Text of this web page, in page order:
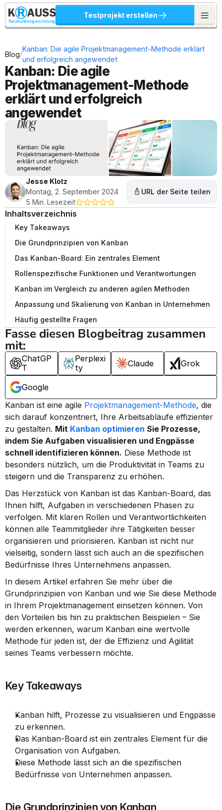
Neukundengewinnung
Testprojekt erstellen
Blog/
Kanban: Die agile Projektmanagement-Methode erklärt
und erfolgreich angewendet
Kanban: Die agile
Projektmanagement-Methode
erklärt und erfolgreich
angewendet
Jesse Klotz
Montag, 2. September 2024
5 Min. Lesezeit
URL der Seite teilen
Inhaltsverzeichnis
Key Takeaways
Die Grundprinzipien von Kanban
Das Kanban-Board: Ein zentrales Element
Rollenspezifische Funktionen und Verantwortungen
Kanban im Vergleich zu anderen agilen Methoden
Anpassung und Skalierung von Kanban in Unternehmen
Häufig gestellte Fragen
Fasse diesen Blogbeitrag zusammen
mit:
ChatGP
T
Perplexi
ty
Claude Grok
Google
Kanban ist eine agile Projektmanagement-Methode, die
sich darauf konzentriert, Ihre Arbeitsabläufe effizienter
zu gestalten. Mit Kanban optimieren Sie Prozesse,
indem Sie Aufgaben visualisieren und Engpässe
schnell identifizieren können. Diese Methode ist
besonders nützlich, um die Produktivität in Teams zu
steigern und die Transparenz zu erhöhen.
Das Herzstück von Kanban ist das Kanban-Board, das
Ihnen hilft, Aufgaben in verschiedenen Phasen zu
verfolgen. Mit klaren Rollen und Verantwortlichkeiten
können alle Teammitglieder ihre Tätigkeiten besser
organisieren und priorisieren. Kanban ist nicht nur
vielseitig, sondern lässt sich auch an die spezifischen
Bedürfnisse Ihres Unternehmens anpassen.
In diesem Artikel erfahren Sie mehr über die
Grundprinzipien von Kanban und wie Sie diese Methode
in Ihrem Projektmanagement einsetzen können. Von
den Vorteilen bis hin zu praktischen Beispielen – Sie
werden erkennen, warum Kanban eine wertvolle
Methode für jeden ist, der die Effizienz und Agilität
seines Teams verbessern möchte.
Key Takeaways
Kanban hilft, Prozesse zu visualisieren und Engpässe
zu erkennen.
Das Kanban-Board ist ein zentrales Element für die
Organisation von Aufgaben.
Diese Methode lässt sich an die spezifischen
Bedürfnisse von Unternehmen anpassen.
Die Grundprinzipien von Kanban